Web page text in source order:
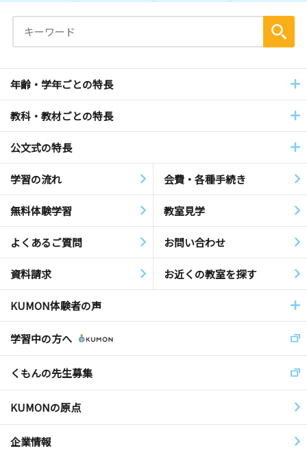
年齢・学年ごとの特長
教科・教材ごとの特長
公文式の特長
学習の流れ 会費・各種手続き
無料体験学習 教室見学
よくあるご質問 お問い合わせ
資料請求 お近くの教室を探す
KUMON体験者の声
学習中の方へ
くもんの先生募集
KUMONの原点
企業情報